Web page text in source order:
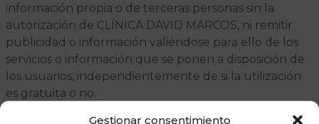
Gestionar consentimiento
información propia o de terceras personas sin la
autorización de CLÍNICA DAVID MARCOS, ni remitir
publicidad o información valiéndose para ello de los
servicios o información que se ponen a disposición de
los usuarios, independientemente de si la utilización
es gratuita o no.